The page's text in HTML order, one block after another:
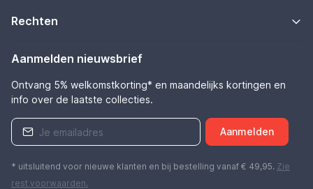
Rechten
Aanmelden nieuwsbrief
Ontvang 5% welkomstkorting* en maandelijks kortingen en
info over de laatste collecties.
Aanmelden
* uitsluitend voor nieuwe klanten en bij bestelling vanaf € 49,95. Zie
rest voorwaarden.